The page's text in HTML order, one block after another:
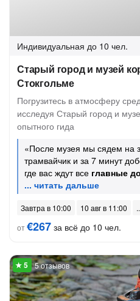
Индивидуальная до 10 чел.
Старый город и музей
Стокгольме
Погрузитесь в атмосферу
исследуя Старый город и
опытного гида
«После музея мы сядем на
трамвайчик и за 7 минут
где вас ждут все главные
Завтра в 10:00
10 авг в 11:00
от€267 за всё до 10 чел.
5 отзывов